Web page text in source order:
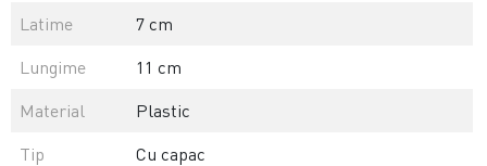
Latime
7 cm
Lungime
11 cm
Material
Plastic
Tip
Cu capac